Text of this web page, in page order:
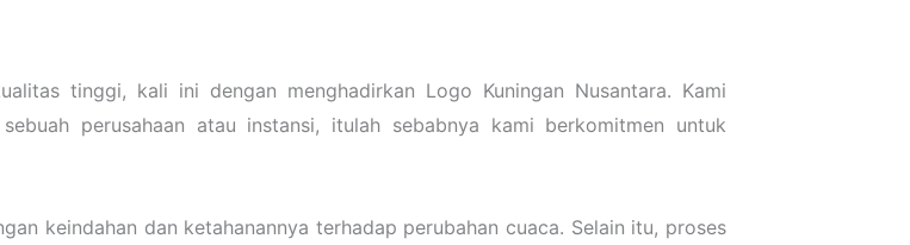
tinggi, kali ini dengan menghadirkan Logo Kuningan Nusantara. Kami
perusahaan atau instansi, itulah sebabnya kami berkomitmen untuk
keindahan dan ketahanannya terhadap perubahan cuaca. Selain itu, proses